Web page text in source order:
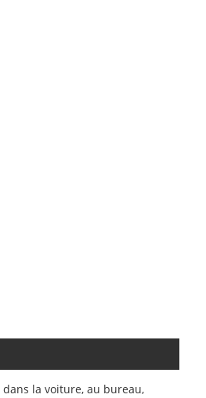
la voiture, au bureau,